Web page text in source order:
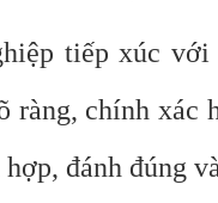
tiếp xúc
chính xác
đánh đúng